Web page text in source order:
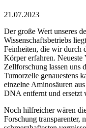
21.07.2023
Der große Wert unseres
Wissenschaftsbetriebs
Feinheiten, die wir durch
Körper erfahren. Neueste
Zellforschung lassen uns
Tumorzelle genauestens
einzelne Aminosäuren
DNA entfernt und ersetzt
Noch hilfreicher wären
Forschung transparenter,